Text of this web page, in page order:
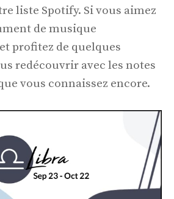
liste Spotify. Si vous aimez
de musique
profitez de quelques
redécouvrir avec les notes
vous connaissez encore.